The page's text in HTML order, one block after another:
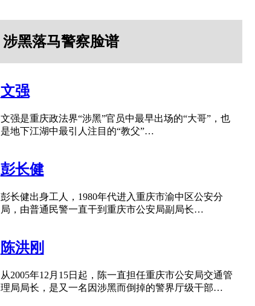
涉黑落马警察脸谱
文强
文强是重庆政法界“涉黑”官员中最早出场的“大哥”，也
是地下江湖中最引人注目的“教父”…
彭长健
彭长健出身工人，1980年代进入重庆市渝中区公安分
局，由普通民警一直干到重庆市公安局副局长…
陈洪刚
从2005年12月15日起，陈一直担任重庆市公安局交通管
理局局长，是又一名因涉黑而倒掉的警界厅级干部…